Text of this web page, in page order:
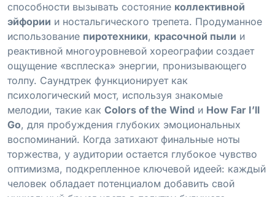
способности вызывать состояние коллективной
эйфории и ностальгического трепета. Продуманное
использование пиротехники, красочной пыли и
реактивной многоуровневой хореографии создает
ощущение «всплеска» энергии, пронизывающего
толпу. Саундтрек функционирует как
психологический мост, используя знакомые
мелодии, такие как Colors of the Wind и How Far I’ll
Go, для пробуждения глубоких эмоциональных
воспоминаний. Когда затихают финальные ноты
торжества, у аудитории остается глубокое чувство
оптимизма, подкрепленное ключевой идеей: каждый
человек обладает потенциалом добавить свой